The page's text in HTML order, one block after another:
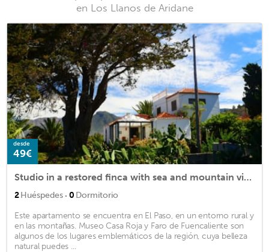
en Los Llanos de Aridane
desde
49€
Studio in a restored finca with sea and mountain views
2Huéspedes · 0 Dormitorio
Este apartamento se encuentra en El Paso, en un entorno rural y
en las montañas. Museo Casa Roja y Faro de Fuencaliente son
algunos de los lugares emblemáticos de la región, cuya belleza
natural puedes ...